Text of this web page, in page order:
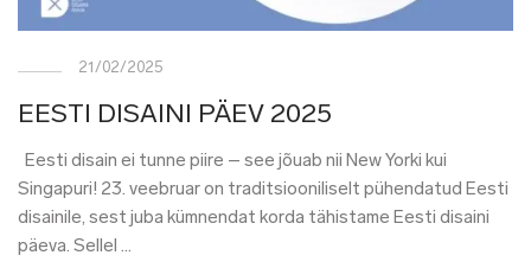
21/02/2025
EESTI DISAINI PÄEV 2025
Eesti disain ei tunne piire – see jõuab nii New Yorki kui
Singapuri! 23. veebruar on traditsiooniliselt pühendatud Eesti
disainile, sest juba kümnendat korda tähistame Eesti disaini
päeva. Sellel …